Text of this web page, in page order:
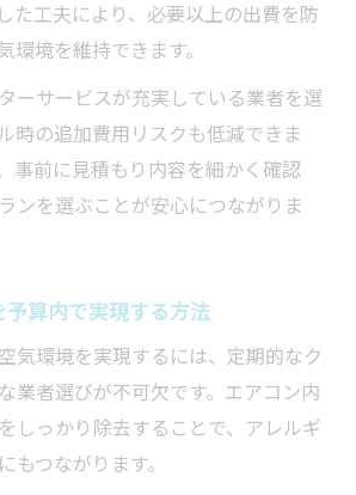
た工夫により、必要以上の出費を防
環境を維持できます。
ーサービスが充実している業者を選
時の追加費用リスクも低減できま
事前に見積もり内容を細かく確認
ンを選ぶことが安心につながりま
算内で実現する方法
気環境を実現するには、定期的なク
業者選びが不可欠です。エアコン内
しっかり除去することで、アレルギ
もつながります。